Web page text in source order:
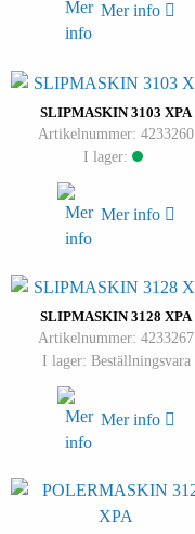
Mer info
SLIPMASKIN 3103 XPA
Artikelnummer: 4233260
I lager:
Mer info
SLIPMASKIN 3128 XPA
Artikelnummer: 4233267
I lager: Beställningsvara
Mer info